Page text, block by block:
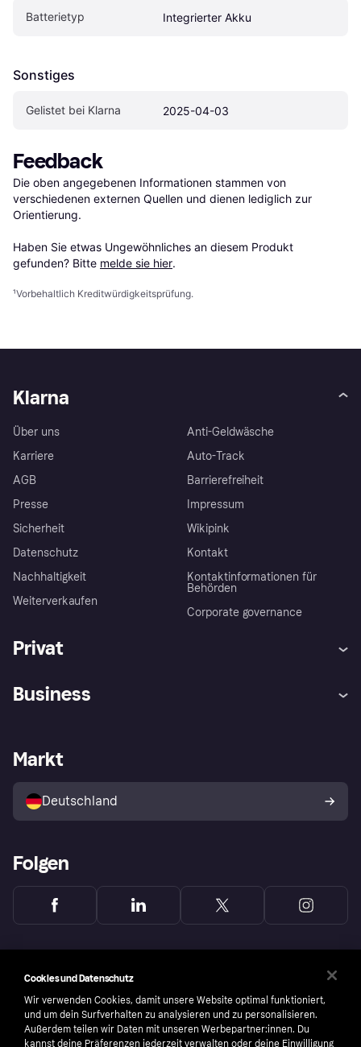
Batterietyp Integrierter Akku
Sonstiges
Gelistet bei Klarna 2025-04-03
Feedback
Die oben angegebenen Informationen stammen von
verschiedenen externen Quellen und dienen lediglich zur
Orientierung.
Haben Sie etwas Ungewöhnliches an diesem Produkt
gefunden? Bitte melde sie hier.
¹Vorbehaltlich Kreditwürdigkeitsprüfung.
Klarna
Über uns
Karriere
AGB
Presse
Sicherheit
Datenschutz
Nachhaltigkeit
Weiterverkaufen
Anti-Geldwäsche
Auto-Track
Barrierefreiheit
Impressum
Wikipink
Kontakt
Kontaktinformationen für
Behörden
Corporate governance
Privat
Klarna App
Shops entdecken
Käuferschutzrichtlinie
Dein Widerrufsrecht
Business
Händlerportal
Markt
Deutschland
Folgen
Cookies und Datenschutz
Wir verwenden Cookies, damit unsere Website optimal funktioniert,
und um dein Surfverhalten zu analysieren und zu personalisieren.
Außerdem teilen wir Daten mit unseren Werbepartner:innen. Du
kannst deine Präferenzen jederzeit verwalten oder deine Einwilligung